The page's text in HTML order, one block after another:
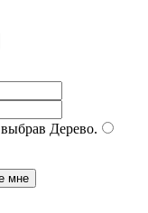
Дерево.